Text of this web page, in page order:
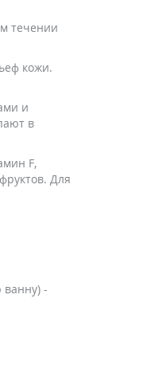
течении
кожи.
и
в
F,
Для
-